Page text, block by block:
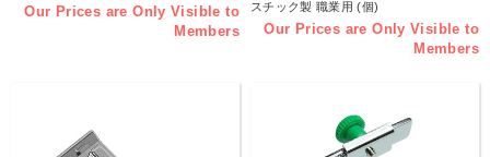
Our Prices are Only Visible to
Members
スチック製 職業用 (個)
Our Prices are Only Visible to
Members